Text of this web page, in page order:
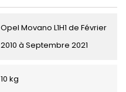
Opel Movano L1H1 de Février
2010 à Septembre 2021
10 kg